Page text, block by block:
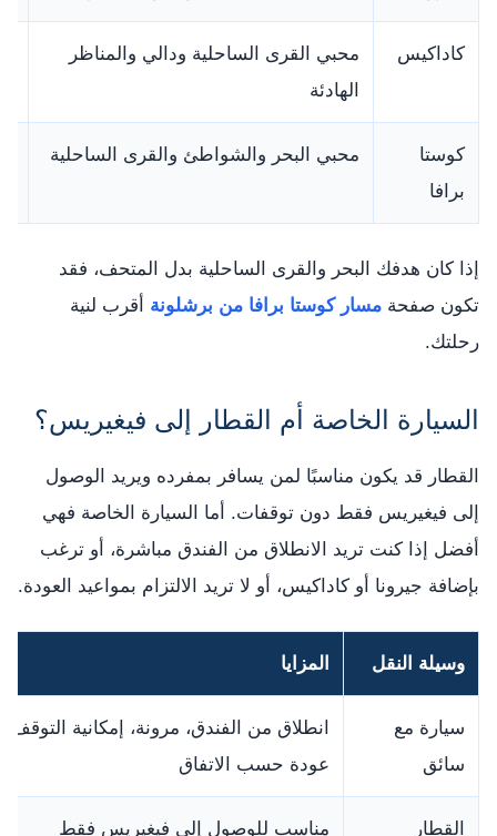
كاداكيس
محبي القرى الساحلية ودالي والمناظر
الهادئة
كوستا
برافا
محبي البحر والشواطئ والقرى الساحلية
إذا كان هدفك البحر والقرى الساحلية بدل المتحف، فقد
تكون صفحة مسار كوستا برافا من برشلونة أقرب لنية
رحلتك.
السيارة الخاصة أم القطار إلى فيغيريس؟
القطار قد يكون مناسبًا لمن يسافر بمفرده ويريد الوصول
إلى فيغيريس فقط دون توقفات. أما السيارة الخاصة فهي
أفضل إذا كنت تريد الانطلاق من الفندق مباشرة، أو ترغب
بإضافة جيرونا أو كاداكيس، أو لا تريد الالتزام بمواعيد العودة.
وسيلة النقل المزايا
سيارة مع
سائق
انطلاق من الفندق، مرونة، إمكانية التوقف،
عودة حسب الاتفاق
القطار
مناسب للوصول إلى فيغيريس فقط